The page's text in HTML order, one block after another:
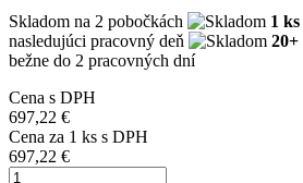
Skladom na 2 pobočkách 1 ks
nasledujúci pracovný deň
20+
bežne do 2 pracovných dní
Cena s DPH
697,22 €
Cena za 1 ks s DPH
697,22 €